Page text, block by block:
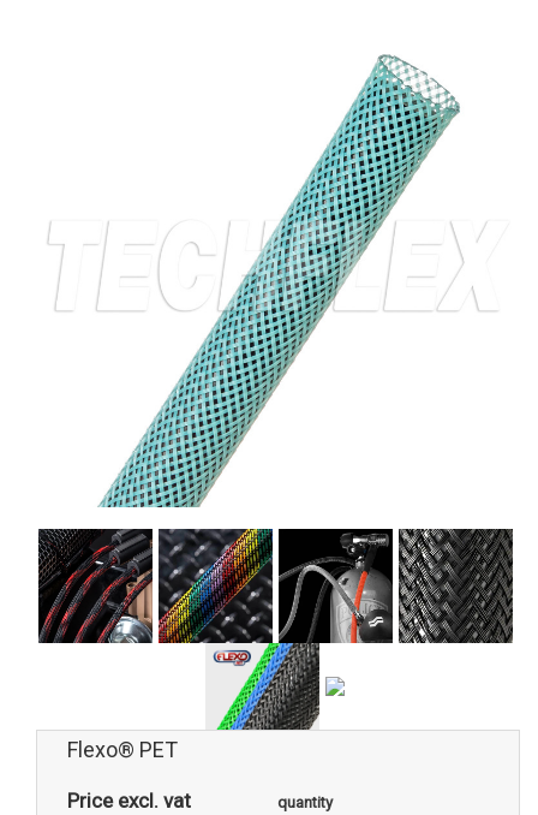
Flexo® PET
Price excl. vat quantity